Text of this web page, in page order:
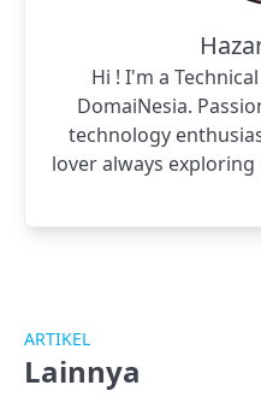
Hi ! I'm a
DomaiNesia.
technology
lover always
ARTIKEL
Lainnya